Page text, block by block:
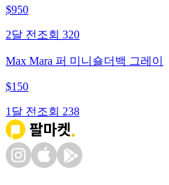
$950
2달 전 조회 320
Max Mara 퍼 미니숄더백 그레이
$150
1달 전 조회 238